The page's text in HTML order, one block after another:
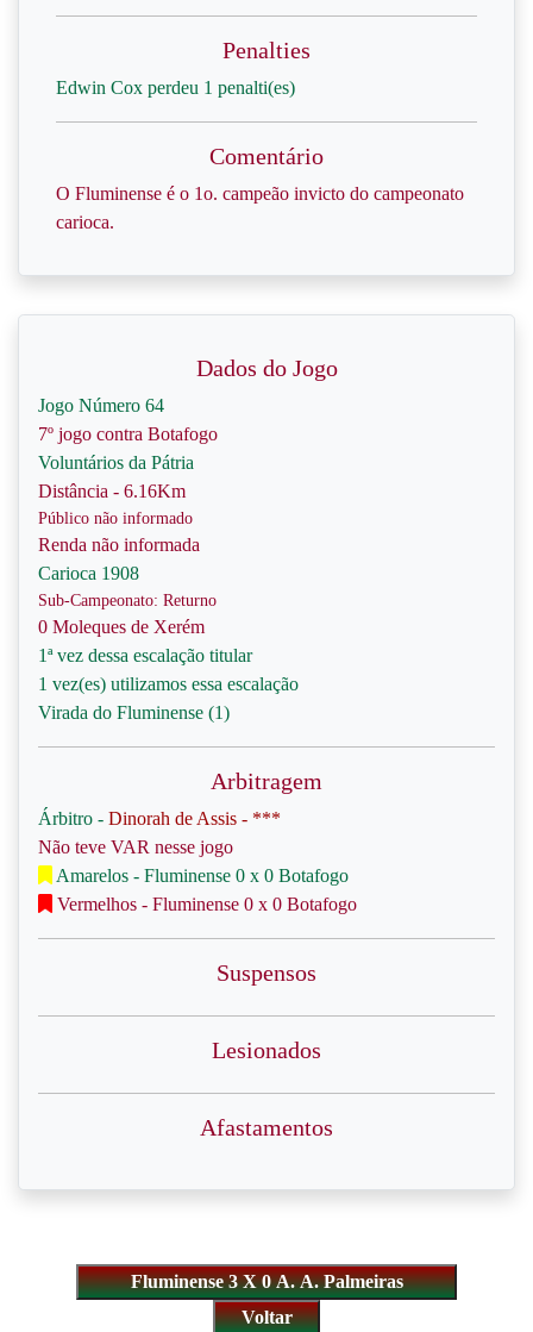
Penalties
Edwin Cox perdeu 1 penalti(es)
Comentário
O Fluminense é o 1o. campeão invicto do campeonato
carioca.
Dados do Jogo
Jogo Número 64
7º jogo contra Botafogo
Voluntários da Pátria
Distância - 6.16Km
Público não informado
Renda não informada
Carioca 1908
Sub-Campeonato: Returno
0 Moleques de Xerém
1ª vez dessa escalação titular
1 vez(es) utilizamos essa escalação
Virada do Fluminense (1)
Arbitragem
Árbitro - Dinorah de Assis - ***
Não teve VAR nesse jogo
Amarelos - Fluminense 0 x 0 Botafogo
Vermelhos - Fluminense 0 x 0 Botafogo
Suspensos
Lesionados
Afastamentos